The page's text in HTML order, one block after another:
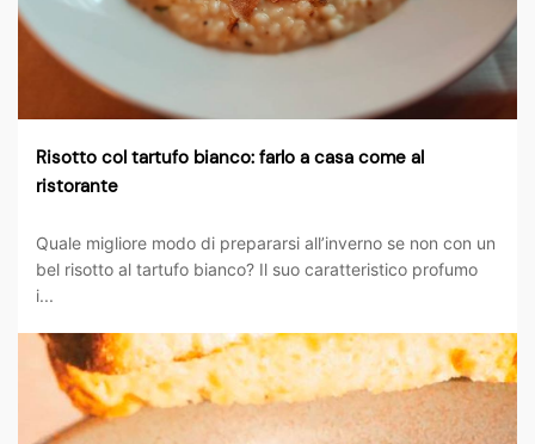
Risotto col tartufo bianco: farlo a casa come al
ristorante
Quale migliore modo di prepararsi all’inverno se non con un
bel risotto al tartufo bianco? Il suo caratteristico profumo
i...